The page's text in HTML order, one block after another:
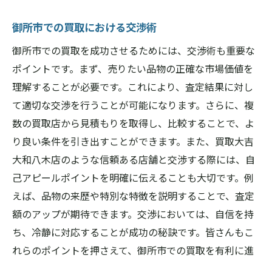
御所市での買取における交渉術
御所市での買取を成功させるためには、交渉術も重要な
ポイントです。まず、売りたい品物の正確な市場価値を
理解することが必要です。これにより、査定結果に対し
て適切な交渉を行うことが可能になります。さらに、複
数の買取店から見積もりを取得し、比較することで、よ
り良い条件を引き出すことができます。また、買取大吉
大和八木店のような信頼ある店舗と交渉する際には、自
己アピールポイントを明確に伝えることも大切です。例
えば、品物の来歴や特別な特徴を説明することで、査定
額のアップが期待できます。交渉においては、自信を持
ち、冷静に対応することが成功の秘訣です。皆さんもこ
れらのポイントを押さえて、御所市での買取を有利に進